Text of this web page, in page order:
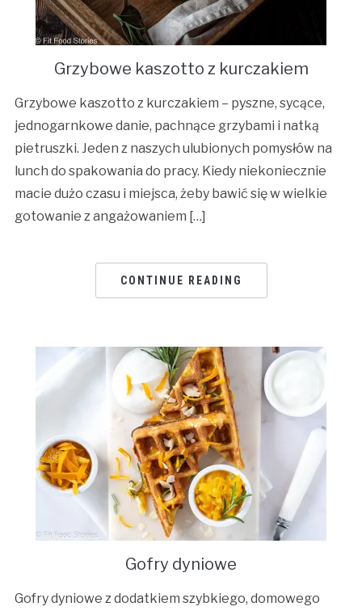
Grzybowe kaszotto z kurczakiem
Grzybowe kaszotto z kurczakiem – pyszne, sycące,
jednogarnkowe danie, pachnące grzybami i natką
pietruszki. Jeden z naszych ulubionych pomysłów na
lunch do spakowania do pracy. Kiedy niekoniecznie
macie dużo czasu i miejsca, żeby bawić się w wielkie
gotowanie z angażowaniem […]
CONTINUE READING
Gofry dyniowe
Gofry dyniowe z dodatkiem szybkiego, domowego